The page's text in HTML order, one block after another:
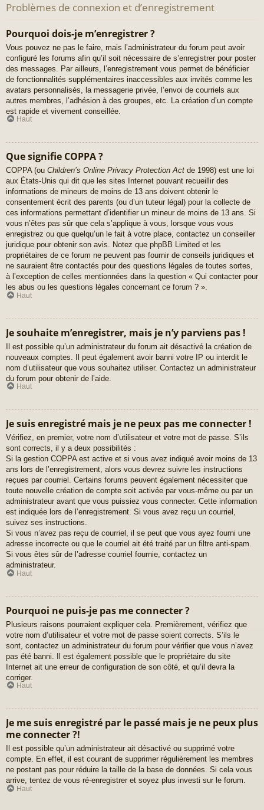
Problèmes de connexion et d’enregistrement
Pourquoi dois-je m’enregistrer ?
Vous pouvez ne pas le faire, mais l’administrateur du forum peut avoir
configuré les forums afin qu’il soit nécessaire de s’enregistrer pour poster
des messages. Par ailleurs, l’enregistrement vous permet de bénéficier
de fonctionnalités supplémentaires inaccessibles aux invités comme les
avatars personnalisés, la messagerie privée, l’envoi de courriels aux
autres membres, l’adhésion à des groupes, etc. La création d’un compte
est rapide et vivement conseillée.
Haut
Que signifie COPPA ?
COPPA (ou Children’s Online Privacy Protection Act de 1998) est une loi
aux États-Unis qui dit que les sites Internet pouvant recueillir des
informations de mineurs de moins de 13 ans doivent obtenir le
consentement écrit des parents (ou d’un tuteur légal) pour la collecte de
ces informations permettant d’identifier un mineur de moins de 13 ans. Si
vous n’êtes pas sûr que cela s’applique à vous, lorsque vous vous
enregistrez ou que quelqu’un le fait à votre place, contactez un conseiller
juridique pour obtenir son avis. Notez que phpBB Limited et les
propriétaires de ce forum ne peuvent pas fournir de conseils juridiques et
ne sauraient être contactés pour des questions légales de toutes sortes,
à l’exception de celles mentionnées dans la question « Qui contacter pour
les abus ou les questions légales concernant ce forum ? ».
Haut
Je souhaite m’enregistrer, mais je n’y parviens pas !
Il est possible qu’un administrateur du forum ait désactivé la création de
nouveaux comptes. Il peut également avoir banni votre IP ou interdit le
nom d’utilisateur que vous souhaitez utiliser. Contactez un administrateur
du forum pour obtenir de l’aide.
Haut
Je suis enregistré mais je ne peux pas me connecter !
Vérifiez, en premier, votre nom d’utilisateur et votre mot de passe. S’ils
sont corrects, il y a deux possibilités :
Si la gestion COPPA est active et si vous avez indiqué avoir moins de 13
ans lors de l’enregistrement, alors vous devrez suivre les instructions
reçues par courriel. Certains forums peuvent également nécessiter que
toute nouvelle création de compte soit activée par vous-même ou par un
administrateur avant que vous puissiez vous connecter. Cette information
est indiquée lors de l’enregistrement. Si vous avez reçu un courriel,
suivez ses instructions.
Si vous n’avez pas reçu de courriel, il se peut que vous ayez fourni une
adresse incorrecte ou que le courriel ait été traité par un filtre anti-spam.
Si vous êtes sûr de l’adresse courriel fournie, contactez un
administrateur.
Haut
Pourquoi ne puis-je pas me connecter ?
Plusieurs raisons pourraient expliquer cela. Premièrement, vérifiez que
votre nom d’utilisateur et votre mot de passe soient corrects. S’ils le
sont, contactez un administrateur du forum pour vérifier que vous n’avez
pas été banni. Il est également possible que le propriétaire du site
Internet ait une erreur de configuration de son côté, et qu’il devra la
corriger.
Haut
Je me suis enregistré par le passé mais je ne peux plus
me connecter ?!
Il est possible qu’un administrateur ait désactivé ou supprimé votre
compte. En effet, il est courant de supprimer régulièrement les membres
ne postant pas pour réduire la taille de la base de données. Si cela vous
arrive, tentez de vous ré-enregistrer et soyez plus investi sur le forum.
Haut